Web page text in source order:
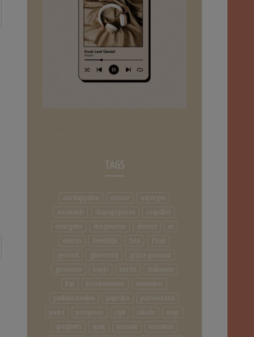
TAGS
aardappelen amuse
asperges
Aziatisch
champignons
coquilles
courgette
deegwaren dessert
ei
eieren
feestelijk feta
Fruit
gezond
glutenvrij
grijze garnaal
groenten
hapje herfst
Italiaans
kip
komkommer
mosselen
paddenstoelen
paprika
parmezaan
pasta
pompoen rijst salade
soep
spaghetti
spek tomaat
tomaten